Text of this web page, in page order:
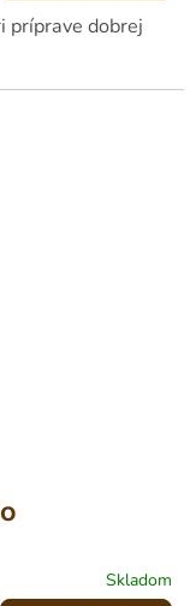
príprave dobrej
Skladom